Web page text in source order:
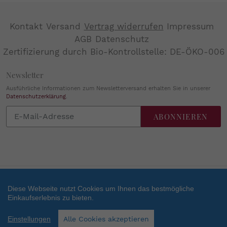
Kontakt Versand Vertrag widerrufen Impressum
AGB Datenschutz
Zertifizierung durch Bio-Kontrollstelle: DE-ÖKO-006
Newsletter
Ausführliche Informationen zum Newsletterversand erhalten Sie in unserer
Datenschutzerklärung.
Sie
ABONNIEREN
Zahlungsarten
FacebookInstagram
Diese Webseite nutzt Cookies um Ihnen das bestmögliche
Einkaufserlebnis zu bieten.
Einstellungen Alle Cookies akzeptieren
SEHR GUT (4.84 / 5)
aus
Bewertungen bei: shopvote.de ⓘ
Informationen zur Echtheit der Bewertungen